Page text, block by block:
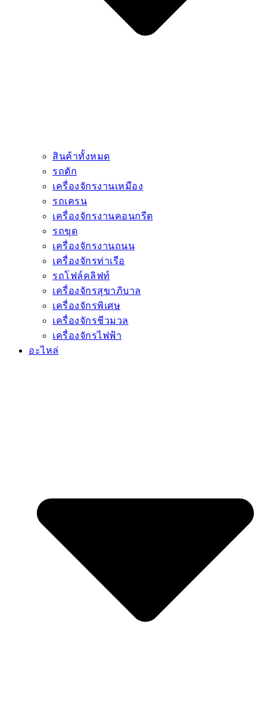
สินค้าทั้งหมด
รถตัก
เครื่องจักรงานเหมือง
รถเครน
เครื่องจักรงานคอนกรีต
รถขุด
เครื่องจักรงานถนน
เครื่องจักรท่าเรือ
รถโฟล์คลิฟท์
เครื่องจักรสุขาภิบาล
เครื่องจักรพิเศษ
เครื่องจักรชีวมวล
เครื่องจักรไฟฟ้า
อะไหล่